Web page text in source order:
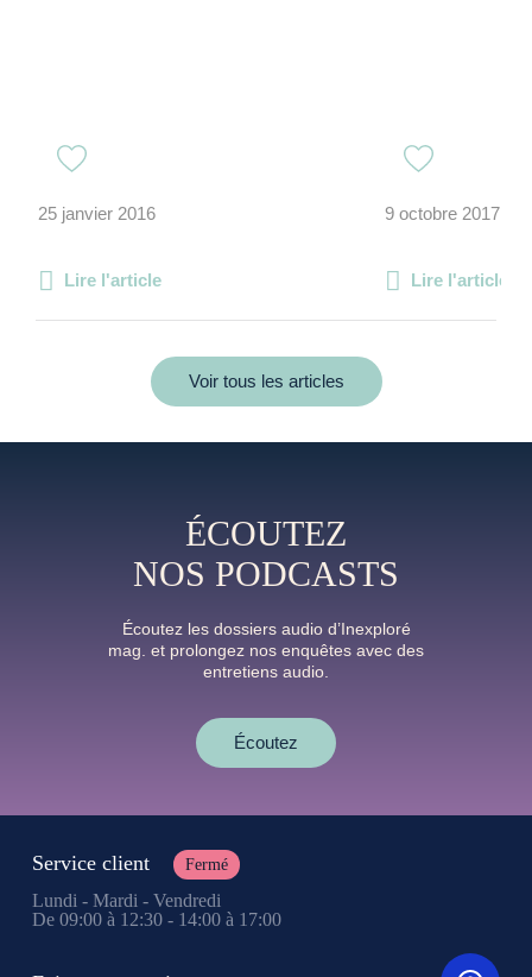
25 janvier 2016
Lire l'article
9 octobre 2017
Lire l'article
Voir tous les articles
ÉCOUTEZ
NOS PODCASTS
Écoutez les dossiers audio d’Inexploré
mag. et prolongez nos enquêtes avec des
entretiens audio.
Écoutez
Service client Fermé
Lundi - Mardi - Vendredi
De 09:00 à 12:30 - 14:00 à 17:00